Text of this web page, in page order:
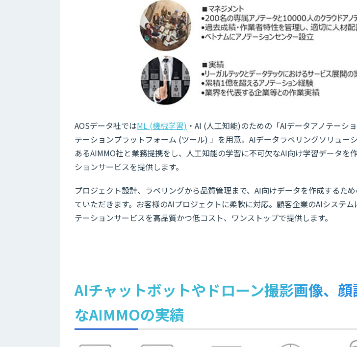
AOSデータ社ではML (機械学習) ・AI (人工知能)のための「AIデータアノテーシ
テーションプラットフォーム (ツール) 」を用意。AIデータラベリングソリュー
あるAIMMO社と業務提携をし、人工知能の学習に不可欠なAI向け学習データを
ションサービスを提供します。
プロジェクト設計、ラベリングから品質管理まで、AI向けデータを作成するた
ていただきます。お客様のAIプロジェクトに柔軟に対応。顧客企業のAIシステム
テーションサービスを高品質かつ低コスト、ワンストップで提供します。
AIチャットボットやドローン撮影画像、
なAIMMOの実績